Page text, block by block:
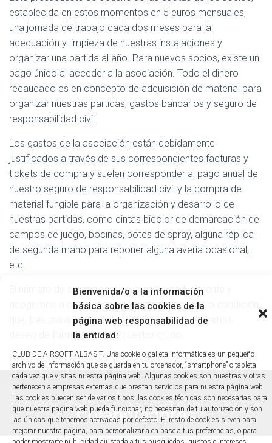
Bienvenida/o a la información
básica sobre las cookies de la
página web responsabilidad de
la entidad:
CLUB DE AIRSOFT ALBASIT. Una cookie o galleta informática es un pequeño
archivo de información que se guarda en tu ordenador, “smartphone” o tableta
cada vez que visitas nuestra página web. Algunas cookies son nuestras y otras
pertenecen a empresas externas que prestan servicios para nuestra página web.
Las cookies pueden ser de varios tipos: las cookies técnicas son necesarias para
que nuestra página web pueda funcionar, no necesitan de tu autorización y son
las únicas que tenemos activadas por defecto. El resto de cookies sirven para
mejorar nuestra página, para personalizarla en base a tus preferencias, o para
establecida en estos momentos en 5 euros mensuales,
una jornada de trabajo cada dos meses para la
adecuación y limpieza de nuestras instalaciones y
organizar una partida al año. Para nuevos socios, existe un
pago único al acceder a la asociación. Todo el dinero
recaudado es en concepto de adquisición de material para
organizar nuestras partidas, gastos bancarios y seguro de
responsabilidad civil.
Los gastos de la asociación están debidamente
justificados a través de sus correspondientes facturas y
tickets de compra y suelen corresponder al pago anual de
nuestro seguro de responsabilidad civil y la compra de
material fungible para la organización y desarrollo de
nuestras partidas, como cintas bicolor de demarcación de
campos de juego, bocinas, botes de spray, alguna réplica
de segunda mano para reponer alguna avería ocasional,
etc.
El número de socios está creciendo gradualmente y
acogemos a cualquier persona de sexo, edad o condición
que, tras pasar unas partidas de prueba, muestren su
deseo de formar parte de nuestro grupo.
Colaboradores